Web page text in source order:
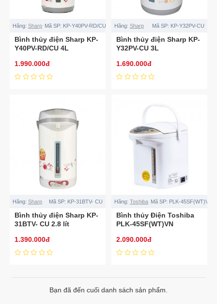
Hãng: Sharp Mã SP: KP-Y40PV-RD/CU
Bình thủy điện Sharp KP-
Y40PV-RD/CU 4L
1.990.000đ
Hãng: Sharp Mã SP: KP-Y32PV-CU
Bình thủy điện Sharp KP-
Y32PV-CU 3L
1.690.000đ
Hãng: Sharp Mã SP: KP-31BTV- CU
Bình thủy điện Sharp KP-
31BTV- CU 2.8 lít
1.390.000đ
Hãng: Toshiba Mã SP: PLK-45SF(WT)VN
Bình thủy Điện Toshiba
PLK-45SF(WT)VN
2.090.000đ
Bạn đã đến cuối danh sách sản phẩm.